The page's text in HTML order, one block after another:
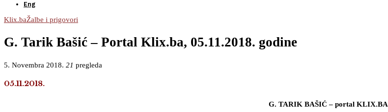
Eng
Klix.baŽalbe i prigovori
G. Tarik Bašić – Portal Klix.ba, 05.11.2018. godine
5. Novembra 2018. 21 pregleda
05.11.2018.
G. TARIK BAŠIĆ – portal KLIX.BA